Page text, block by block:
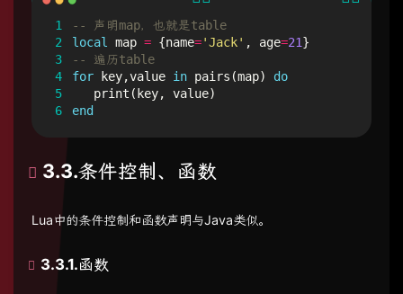
1
2
3
4
5
6
-- 声明map，也就是table
local map = {name='Jack' , age=21}
-- 遍历table
for
key,value in pairs (map)
do
print ( key, value)
end
3.3.条件控制、函数
Lua中的条件控制和函数声明与Java类似。
3.3.1.函数